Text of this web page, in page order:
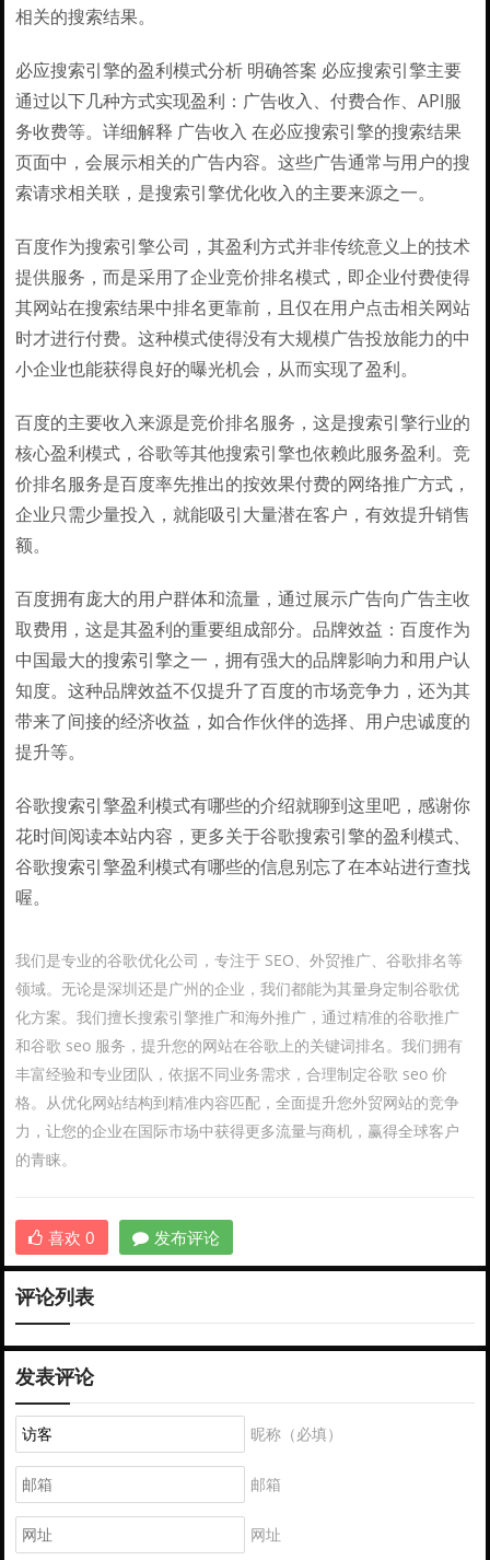
相关的搜索结果。
必应搜索引擎的盈利模式分析 明确答案 必应搜索引擎主要
通过以下几种方式实现盈利：广告收入、付费合作、API服
务收费等。详细解释 广告收入 在必应搜索引擎的搜索结果
页面中，会展示相关的广告内容。这些广告通常与用户的搜
索请求相关联，是搜索引擎优化收入的主要来源之一。
百度作为搜索引擎公司，其盈利方式并非传统意义上的技术
提供服务，而是采用了企业竞价排名模式，即企业付费使得
其网站在搜索结果中排名更靠前，且仅在用户点击相关网站
时才进行付费。这种模式使得没有大规模广告投放能力的中
小企业也能获得良好的曝光机会，从而实现了盈利。
百度的主要收入来源是竞价排名服务，这是搜索引擎行业的
核心盈利模式，谷歌等其他搜索引擎也依赖此服务盈利。竞
价排名服务是百度率先推出的按效果付费的网络推广方式，
企业只需少量投入，就能吸引大量潜在客户，有效提升销售
额。
百度拥有庞大的用户群体和流量，通过展示广告向广告主收
取费用，这是其盈利的重要组成部分。品牌效益：百度作为
中国最大的搜索引擎之一，拥有强大的品牌影响力和用户认
知度。这种品牌效益不仅提升了百度的市场竞争力，还为其
带来了间接的经济收益，如合作伙伴的选择、用户忠诚度的
提升等。
谷歌搜索引擎盈利模式有哪些的介绍就聊到这里吧，感谢你
花时间阅读本站内容，更多关于谷歌搜索引擎的盈利模式、
谷歌搜索引擎盈利模式有哪些的信息别忘了在本站进行查找
喔。
我们是专业的谷歌优化公司，专注于 SEO、外贸推广、谷歌排名等
领域。无论是深圳还是广州的企业，我们都能为其量身定制谷歌优
化方案。我们擅长搜索引擎推广和海外推广，通过精准的谷歌推广
和谷歌 seo 服务，提升您的网站在谷歌上的关键词排名。我们拥有
丰富经验和专业团队，依据不同业务需求，合理制定谷歌 seo 价
格。从优化网站结构到精准内容匹配，全面提升您外贸网站的竞争
力，让您的企业在国际市场中获得更多流量与商机，赢得全球客户
的青睐。
喜欢 0 发布评论
评论列表
发表评论
昵称（必填）
邮箱
网址